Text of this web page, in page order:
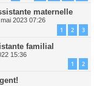
maternelle
2023 07:26
1 2 3
familial
15:36
1 2